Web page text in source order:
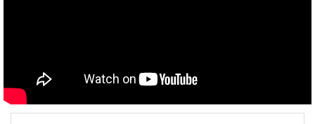
Viện Hàn lâm Khoa học xã hội Việt Nam